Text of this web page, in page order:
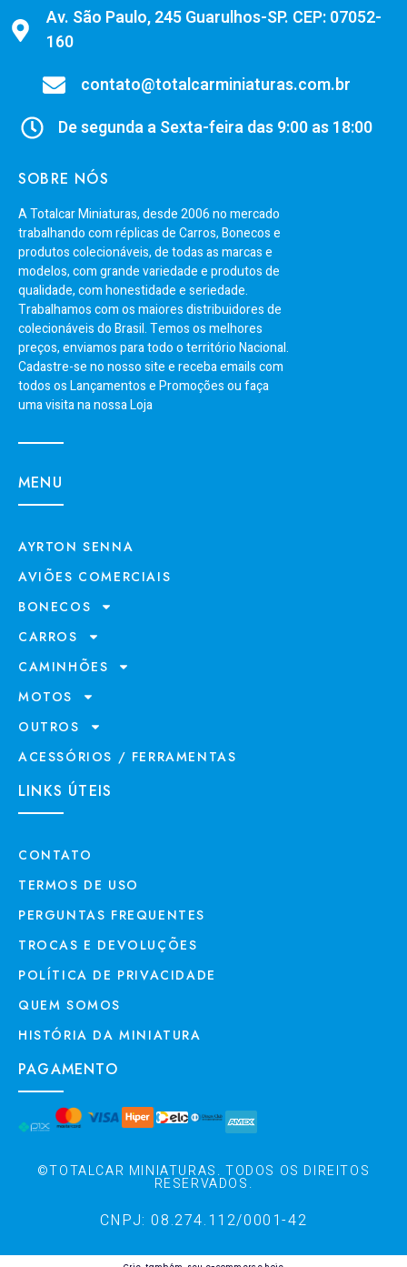
Av. São Paulo, 245 Guarulhos-SP. CEP: 07052-
160
contato@totalcarminiaturas.com.br
De segunda a Sexta-feira das 9:00 as 18:00
SOBRE NÓS
A Totalcar Miniaturas, desde 2006 no mercado
trabalhando com réplicas de Carros, Bonecos e
produtos colecionáveis, de todas as marcas e
modelos, com grande variedade e produtos de
qualidade, com honestidade e seriedade.
Trabalhamos com os maiores distribuidores de
colecionáveis do Brasil. Temos os melhores
preços, enviamos para todo o território Nacional.
Cadastre-se no nosso site e receba emails com
todos os Lançamentos e Promoções ou faça
uma visita na nossa Loja
MENU
AYRTON SENNA
AVIÕES COMERCIAIS
BONECOS
CARROS
CAMINHÕES
MOTOS
OUTROS
ACESSÓRIOS / FERRAMENTAS
LINKS ÚTEIS
CONTATO
TERMOS DE USO
PERGUNTAS FREQUENTES
TROCAS E DEVOLUÇÕES
POLÍTICA DE PRIVACIDADE
QUEM SOMOS
HISTÓRIA DA MINIATURA
PAGAMENTO
©TOTALCAR MINIATURAS. TODOS OS DIREITOS
RESERVADOS.
CNPJ: 08.274.112/0001-42